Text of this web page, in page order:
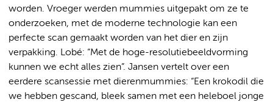
worden. Vroeger werden mummies uitgepakt om ze te
onderzoeken, met de moderne technologie kan een
perfecte scan gemaakt worden van het dier en zijn
verpakking. Lobé: “Met de hoge-resolutiebeeldvorming
kunnen we echt alles zien”. Jansen vertelt over een
eerdere scansessie met dierenmummies: “Een krokodil die
we hebben gescand, bleek samen met een heleboel jonge